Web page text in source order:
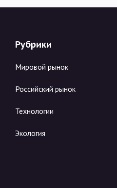
Рубрики
Мировой рынок
Российский рынок
Технологии
Экология